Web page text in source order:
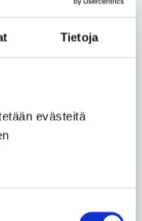
Tietoja
evästeitä
kertoa
ja
Jaa Twitterissä